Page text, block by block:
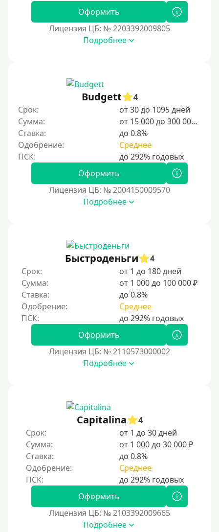
Категории заемщиков
Несовершеннолетним
Студентам
Женский займ
С временной регистрацией
Банкротам
Без подтверждения личности
Пенсионерам
Пенсионерам до 70 лет
Пенсионерам до 75 лет
Пенсионерам до 80 лет
Пенсионерам до 85 лет
Без упоминания места трудоустройства
Для иностранных граждан
Для лиц, имеющих гражданство других государств,
находящихся на территории Украины
Для граждан других стран, проживающих в
Казахстане
Для граждан других стран, прибывающих в
Для граждан Таджикистана, проживающих за
Оформить
Лицензия ЦБ: № 2203392009805
Подробнее
Budgett
4
Срок:
от 30 до 1095 дней
Сумма:
от 15 000 до 300 000 ₽
Ставка:
до 0.8%
Одобрение:
Среднее
Оформить
Лицензия ЦБ: № 2004150009570
Подробнее
Быстроденьги
4
Срок:
от 1 до 180 дней
Сумма:
от 1 000 до 100 000 ₽
Ставка:
до 0.8%
Одобрение:
Среднее
Оформить
Лицензия ЦБ: № 2110573000002
Подробнее
Capitalina
4
Срок:
от 1 до 30 дней
Сумма:
от 1 000 до 30 000 ₽
Ставка:
до 0.8%
Одобрение:
Среднее
Оформить
Лицензия ЦБ: № 2103392009665
Подробнее